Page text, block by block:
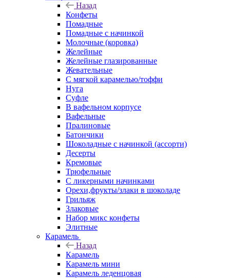
Назад
Конфеты
Помадные
Помадные с начинкой
Молочные (коровка)
Желейные
Желейные глазированные
Жевательные
С мягкой карамелью/тоффи
Нуга
Суфле
В вафельном корпусе
Вафельные
Пралиновые
Батончики
Шоколадные с начинкой (ассорти)
Десерты
Кремовые
Трюфельные
С ликерными начинками
Орехи,фрукты/злаки в шоколаде
Грильяж
Злаковые
Набор микс конфеты
Элитные
Карамель
Назад
Карамель
Карамель мини
Карамель леденцовая